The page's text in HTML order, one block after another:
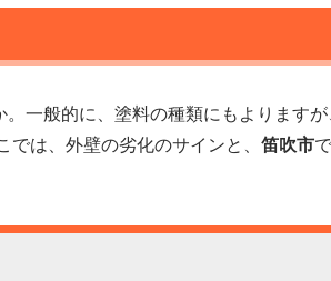
一般的に、塗料の種類にもよりますが
は、外壁の劣化のサインと、 笛吹市で